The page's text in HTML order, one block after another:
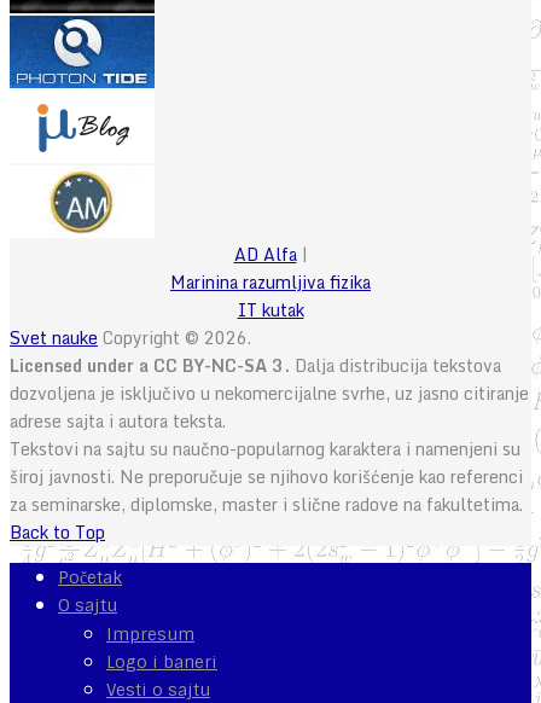
AD Alfa|
Marinina razumljiva fizika
IT kutak
Svet nauke Copyright © 2026.
Licensed under a CC BY-NC-SA 3. Dalja distribucija tekstova
dozvoljena je isključivo u nekomercijalne svrhe, uz jasno citiranje
adrese sajta i autora teksta.
Tekstovi na sajtu su naučno-popularnog karaktera i namenjeni su
široj javnosti. Ne preporučuje se njihovo korišćenje kao referenci
za seminarske, diplomske, master i slične radove na fakultetima.
Back to Top
Početak
O sajtu
Impresum
Logo i baneri
Vesti o sajtu